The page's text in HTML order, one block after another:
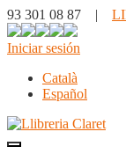
93 301 08 87 |
Iniciar sesión
Català
Español